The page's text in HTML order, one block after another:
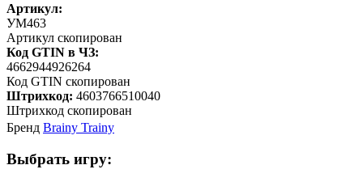
Артикул:
УМ463
Артикул скопирован
Код GTIN в ЧЗ:
4662944926264
Код GTIN скопирован
Штрихкод: 4603766510040
Штрихкод скопирован
Бренд Brainy Trainy
Выбрать игру: